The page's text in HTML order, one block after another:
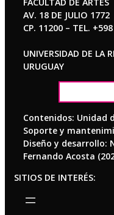
AV. 18 DE JULIO 1772
CP. 11200 – TEL.
UNIVERSIDAD DE LA
URUGUAY
Contenidos: Unidad
Soporte y
Diseño y desarrollo:
Fernando Acosta
SITIOS DE INTERÉS: